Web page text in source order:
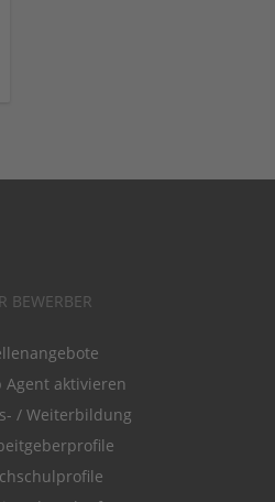
BEWERBER
Agent aktivieren
/ Weiterbildung